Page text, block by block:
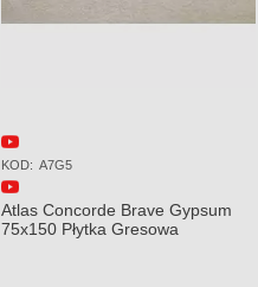
KOD: AXAK
Atlas Concorde Brave Pearl
75x75 Płytka Gresowa